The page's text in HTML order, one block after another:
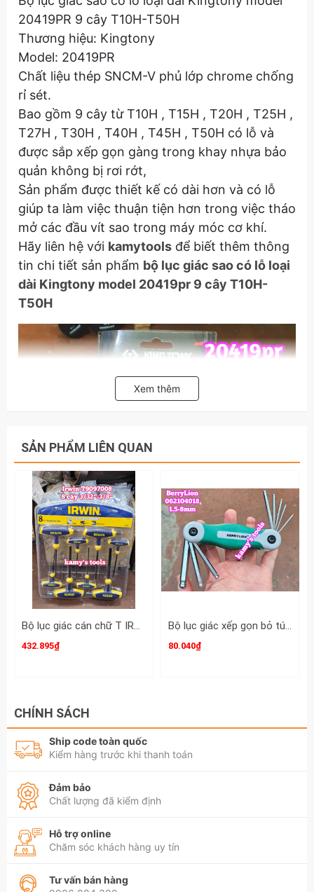
20419PR 9 cây T10H-T50H
Thương hiệu: Kingtony
Model: 20419PR
Chất liệu thép SNCM-V phủ lớp chrome chống
rỉ sét.
Bao gồm 9 cây từ T10H , T15H , T20H , T25H ,
T27H , T30H , T40H , T45H , T50H có lỗ và
được sắp xếp gọn gàng trong khay nhựa bảo
quản không bị rơi rớt,
Sản phẩm được thiết kế có dài hơn và có lỗ
giúp ta làm việc thuận tiện hơn trong việc tháo
mở các đầu vít sao trong máy móc cơ khí.
Hãy liên hệ với kamytools để biết thêm thông
tin chi tiết sản phẩm bộ lục giác sao có lỗ loại
dài Kingtony model 20419pr 9 cây T10H-
T50H
Xem thêm
SẢN PHẨM LIÊN QUAN
Bộ lục giác cán chữ T IRWIN 8 chi tiết 3/32-3/8 inch T9097008
432.895₫
Bộ lục giác xếp gọn bỏ túi 8 chi tiết 1.5-8mm BerryLion 062104018
80.040₫
CHÍNH SÁCH
Ship code toàn quốc
Kiểm hàng trước khi thanh toán
Đảm bảo
Chất lượng đã kiểm định
Hỗ trợ online
Chăm sóc khách hàng uy tín
Tư vấn bán hàng